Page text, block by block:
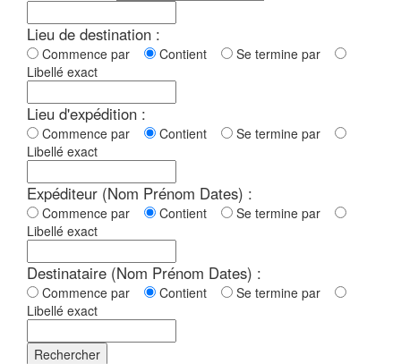
Lieu de destination :
Commence par Contient
Se termine par
Libellé exact
Lieu d'expédition :
Commence par Contient
Se termine par
Libellé exact
Expéditeur (Nom Prénom Dates) :
Commence par Contient
Se termine par
Libellé exact
Destinataire (Nom Prénom Dates) :
Commence par Contient
Se termine par
Libellé exact
Rechercher